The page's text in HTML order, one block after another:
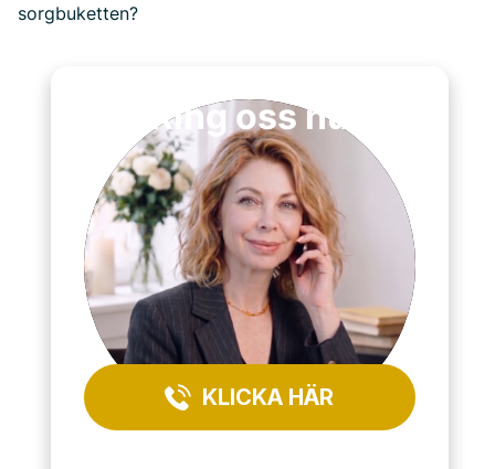
sorgbuketten?
Ring oss nu
KLICKA HÄR